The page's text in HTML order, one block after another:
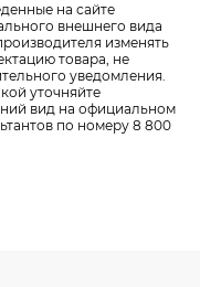
на сайте
внешнего вида
изменять
товара, не
уведомления.
уточняйте
вид на официальном
по номеру 8 800